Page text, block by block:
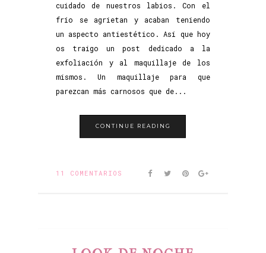
cuidado de nuestros labios. Con el
frío se agrietan y acaban teniendo
un aspecto antiestético. Así que hoy
os traigo un post dedicado a la
exfoliación y al maquillaje de los
mismos. Un maquillaje para que
parezcan más carnosos que de...
CONTINUE READING
11 COMENTARIOS